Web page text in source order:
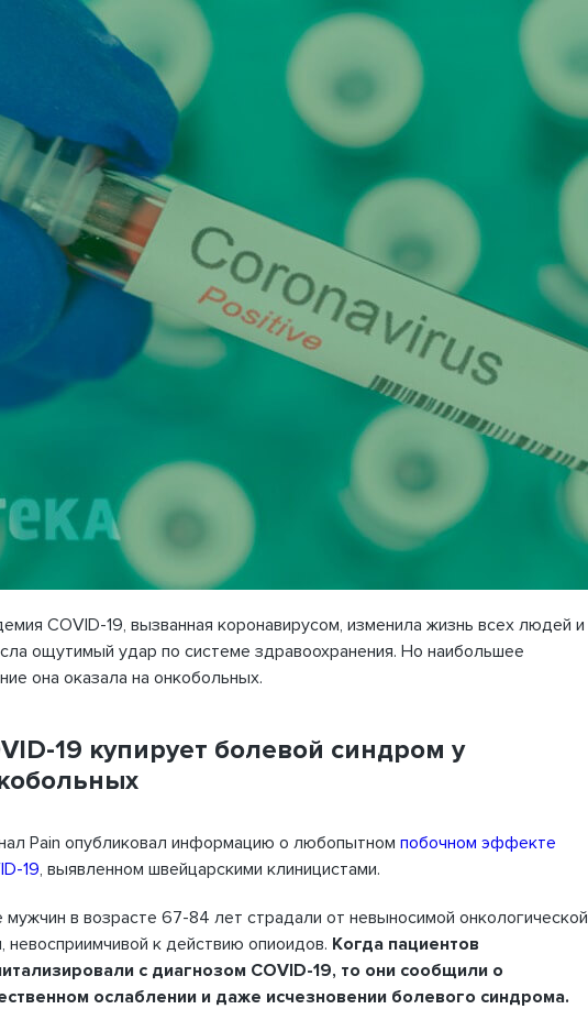
COVID-19, вызванная коронавирусом, изменила жизнь всех людей и
ощутимый удар по системе здравоохранения. Но наибольшее
она оказала на онкобольных.
19 купирует болевой синдром у
Pain опубликовал информацию о любопытном побочном эффекте
19, выявленном швейцарскими клиницистами.
мужчин в возрасте 67-84 лет страдали от невыносимой онкологической
невосприимчивой к действию опиоидов. Когда пациентов
с диагнозом COVID-19, то они сообщили о
ослаблении и даже исчезновении болевого синдрома.